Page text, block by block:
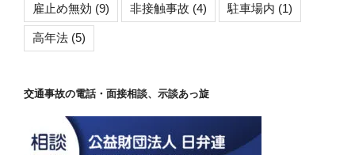
雇止め無効 (9) 非接触事故 (4) 駐車場内 (1)
高年法 (5)
交通事故の電話・面接相談、示談あっ旋